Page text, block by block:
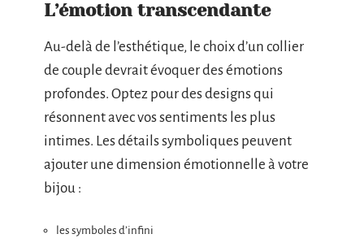
L’émotion transcendante
Au-delà de l’esthétique, le choix d’un collier
de couple devrait évoquer des émotions
profondes. Optez pour des designs qui
résonnent avec vos sentiments les plus
intimes. Les détails symboliques peuvent
ajouter une dimension émotionnelle à votre
bijou :
les symboles d’infini